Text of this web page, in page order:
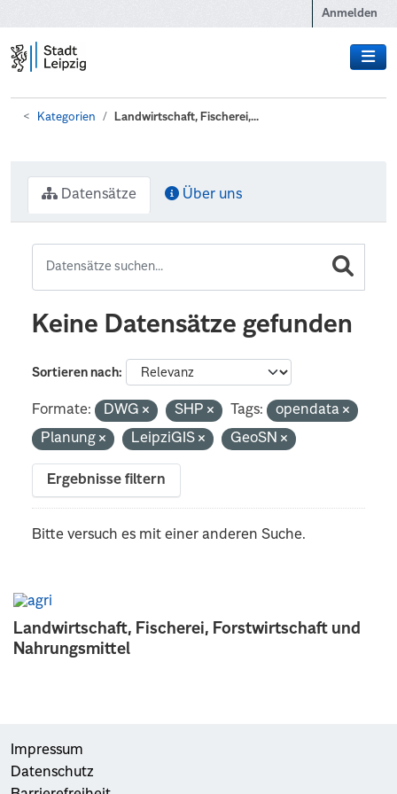
Anmelden
Kategorien Landwirtschaft, Fischerei,...
Landwirtschaft, Fischerei, Forstwirtschaft und
Nahrungsmittel
Datensätze Über uns
Keine Datensätze gefunden
Sortieren nach
Formate: DWG SHP Tags:
opendata
Planung
LeipziGIS GeoSN
Ergebnisse filtern
Bitte versuch es mit einer anderen Suche.
Impressum
Datenschutz